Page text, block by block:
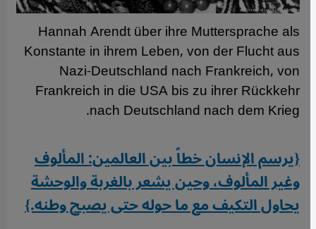
Hannah Arendt über ihre Muttersprache als
Konstante in ihrem Leben, von der Flucht aus
Nazi-Deutschland nach Frankreich, von
Frankreich in die USA bis zu ihrer Rückkehr
nach Deutschland nach dem Krieg.
{يرسم الإنسان خطاً بين العالمين: المألوف
وغير المألوف، وحين يشعر بالغربة والوحشة
يحاول التكيف مع ما حوله حتى يصبح وطنه.}